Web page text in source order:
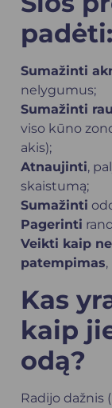
padėti:
Sumažinti
nelygumus;
Sumažinti
viso kūno
akis);
Atnaujinti,
skaistumą;
Sumažinti
Pagerinti
Veikti kaip
patempimas
Kas
kaip
odą?
Radijo dažnis